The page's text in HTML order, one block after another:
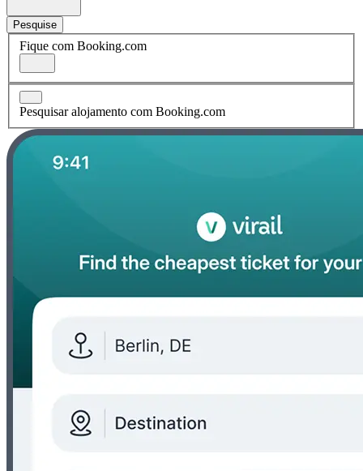
Pesquise
Fique com Booking.com
Pesquisar alojamento com Booking.com